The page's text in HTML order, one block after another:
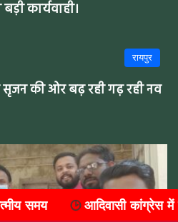
कार्यवाही।
रायपुर
की ओर बढ़ रही गढ़ रही नव
विस्तार, जिले के सात ब्लॉकों